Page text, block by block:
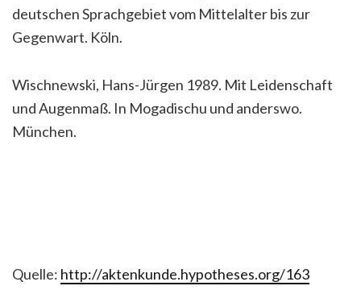
deutschen Sprachgebiet vom Mittelalter bis zur
Gegenwart. Köln.
Wischnewski, Hans-Jürgen 1989. Mit Leidenschaft
und Augenmaß. In Mogadischu und anderswo.
München.
Quelle: http://aktenkunde.hypotheses.org/163